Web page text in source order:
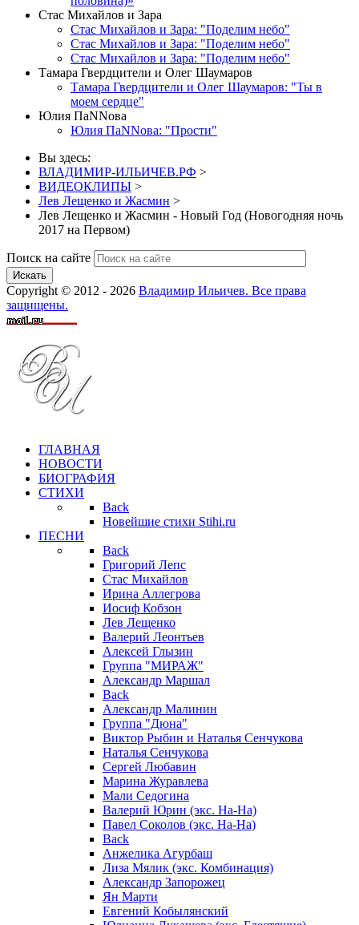
Стас Михайлов и Зара
Стас Михайлов и Зара: "Поделим небо"
Стас Михайлов и Зара: "Поделим небо"
Стас Михайлов и Зара: "Поделим небо"
Тамара Гвердцители и Олег Шаумаров
Тамара Гвердцители и Олег Шаумаров: "Ты в
моем сердце"
Юлия ПаNNова
Юлия ПаNNова: "Прости"
Вы здесь:
ВЛАДИМИР-ИЛЬИЧЕВ.РФ >
ВИДЕОКЛИПЫ >
Лев Лещенко и Жасмин >
Лев Лещенко и Жасмин - Новый Год (Новогодняя ночь
2017 на Первом)
Поиск на сайте
Искать
Copyright © 2012 - 2026 Владимир Ильичев. Все права
защищены.
ГЛАВНАЯ
НОВОСТИ
БИОГРАФИЯ
СТИХИ
Back
Новейшие стихи Stihi.ru
ПЕСНИ
Back
Григорий Лепс
Стас Михайлов
Ирина Аллегрова
Иосиф Кобзон
Лев Лещенко
Валерий Леонтьев
Алексей Глызин
Группа "МИРАЖ"
Александр Маршал
Back
Александр Малинин
Группа "Дюна"
Виктор Рыбин и Наталья Сенчукова
Наталья Сенчукова
Сергей Любавин
Марина Журавлева
Мали Седогина
Валерий Юрин (экс. На-На)
Павел Соколов (экс. На-На)
Back
Анжелика Агурбаш
Лиза Мялик (экс. Комбинация)
Александр Запорожец
Ян Марти
Евгений Кобылянский